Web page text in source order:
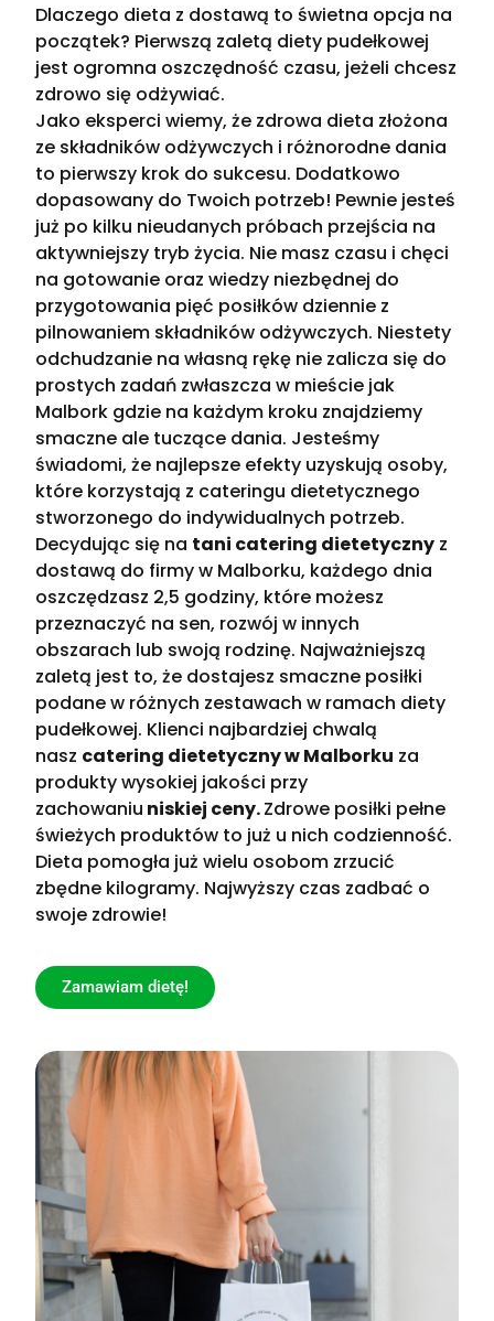
Dlaczego dieta z dostawą to świetna opcja na
początek? Pierwszą zaletą diety pudełkowej
jest ogromna oszczędność czasu, jeżeli chcesz
zdrowo się odżywiać.
Jako eksperci wiemy, że zdrowa dieta złożona
ze składników odżywczych i różnorodne dania
to pierwszy krok do sukcesu. Dodatkowo
dopasowany do Twoich potrzeb! Pewnie jesteś
już po kilku nieudanych próbach przejścia na
aktywniejszy tryb życia. Nie masz czasu i chęci
na gotowanie oraz wiedzy niezbędnej do
przygotowania pięć posiłków dziennie z
pilnowaniem składników odżywczych. Niestety
odchudzanie na własną rękę nie zalicza się do
prostych zadań zwłaszcza w mieście jak
Malbork gdzie na każdym kroku znajdziemy
smaczne ale tuczące dania. Jesteśmy
świadomi, że najlepsze efekty uzyskują osoby,
które korzystają z cateringu dietetycznego
stworzonego do indywidualnych potrzeb.
Decydując się na tani catering dietetyczny z
dostawą do firmy w Malborku, każdego dnia
oszczędzasz 2,5 godziny, które możesz
przeznaczyć na sen, rozwój w innych
obszarach lub swoją rodzinę. Najważniejszą
zaletą jest to, że dostajesz smaczne posiłki
podane w różnych zestawach w ramach diety
pudełkowej. Klienci najbardziej chwalą
nasz catering dietetyczny w Malborku za
produkty wysokiej jakości przy
zachowaniu niskiej ceny.Zdrowe posiłki pełne
świeżych produktów to już u nich codzienność.
Dieta pomogła już wielu osobom zrzucić
zbędne kilogramy. Najwyższy czas zadbać o
swoje zdrowie!
Zamawiam dietę!